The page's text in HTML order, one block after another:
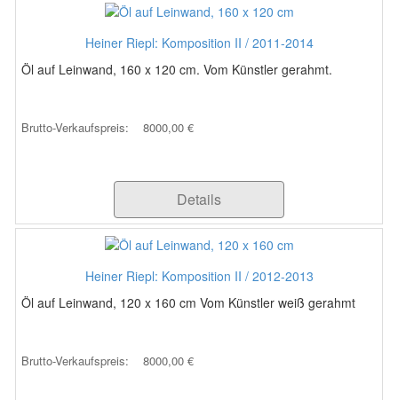
Heiner Riepl: Komposition II / 2011-2014
Öl auf Leinwand, 160 x 120 cm. Vom Künstler gerahmt.
Brutto-Verkaufspreis: 8000,00 €
Details
Heiner Riepl: Komposition II / 2012-2013
Öl auf Leinwand, 120 x 160 cm Vom Künstler weiß gerahmt
Brutto-Verkaufspreis: 8000,00 €